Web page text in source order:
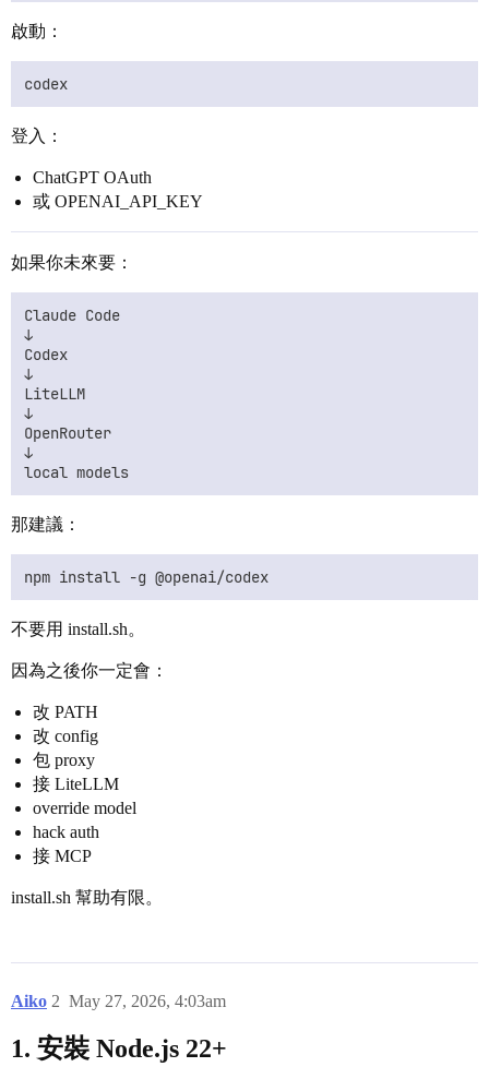
啟動：
登入：
ChatGPT OAuth
或 OPENAI_API_KEY
如果你未來要：
Claude Code
↓
Codex
↓
LiteLLM
↓
OpenRouter
↓
那建議：
不要用 install.sh。
因為之後你一定會：
改 PATH
改 config
包 proxy
接 LiteLLM
override model
hack auth
接 MCP
install.sh 幫助有限。
Aiko May 27, 2026, 4:03am
2
1. 安裝 Node.js 22+